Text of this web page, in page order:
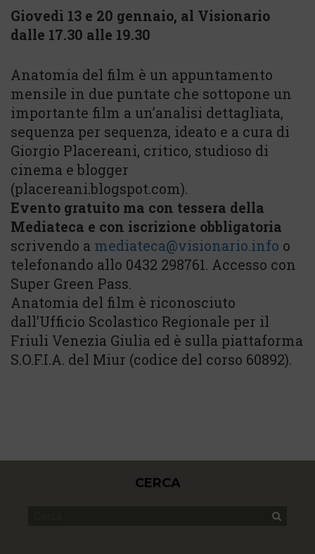
Giovedì 13 e 20 gennaio, al Visionario
dalle 17.30 alle 19.30
Anatomia del film è un appuntamento
mensile in due puntate che sottopone un
importante film a un’analisi dettagliata,
sequenza per sequenza, ideato e a cura di
Giorgio Placereani, critico, studioso di
cinema e blogger
(placereani.blogspot.com).
Evento gratuito ma con tessera della
Mediateca e con iscrizione obbligatoria
scrivendo a mediateca@visionario.info o
telefonando allo 0432 298761. Accesso con
Super Green Pass.
Anatomia del film è riconosciuto
dall’Ufficio Scolastico Regionale per il
Friuli Venezia Giulia ed è sulla piattaforma
S.O.F.I.A. del Miur (codice del corso 60892).
CERCA